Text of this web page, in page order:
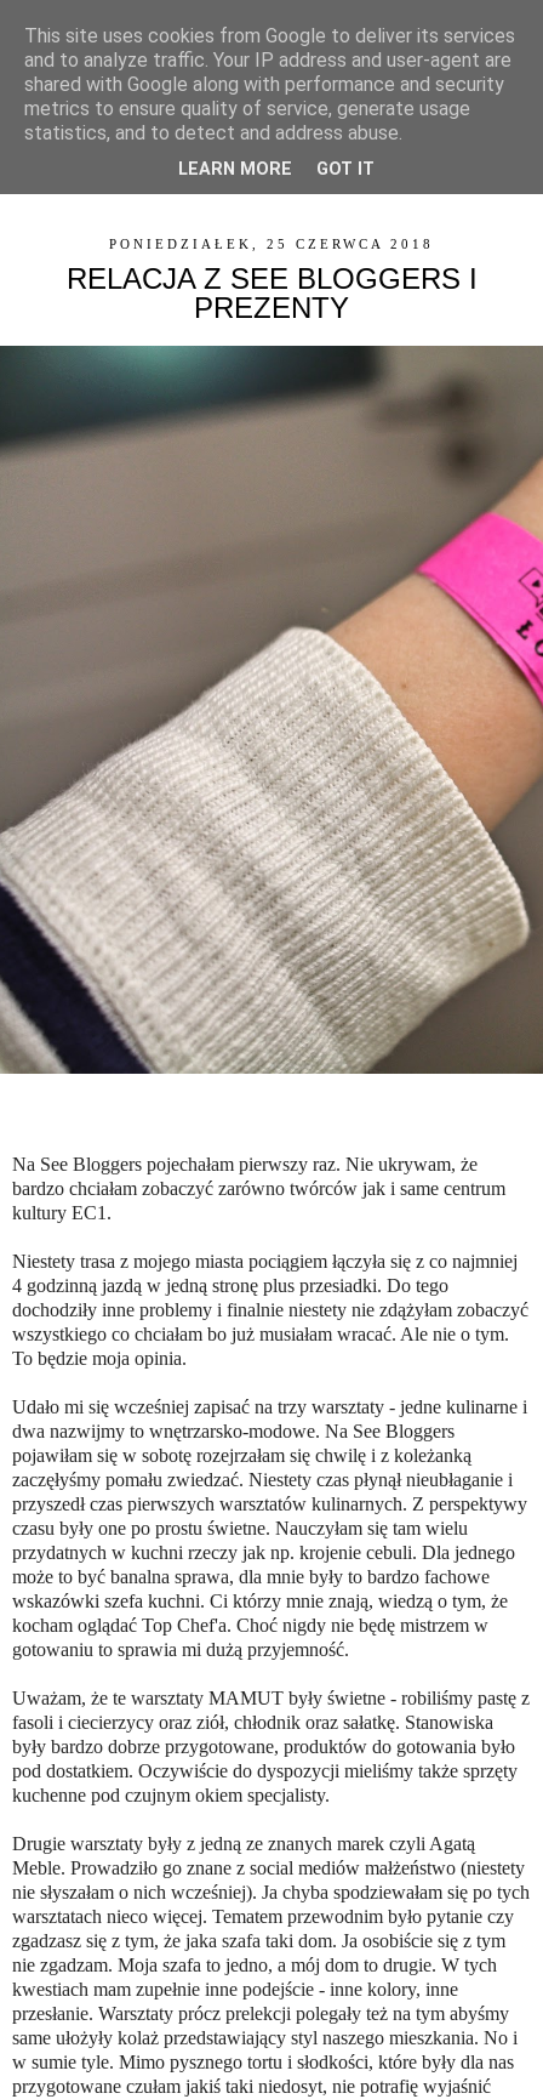
▼
PONIEDZIAŁEK, 25 CZERWCA 2018
RELACJA Z SEE BLOGGERS I
PREZENTY
Na See Bloggers pojechałam pierwszy raz. Nie ukrywam, że
bardzo chciałam zobaczyć zarówno twórców jak i same centrum
kultury EC1.
Niestety trasa z mojego miasta pociągiem łączyła się z co najmniej
4 godzinną jazdą w jedną stronę plus przesiadki. Do tego
dochodziły inne problemy i finalnie niestety nie zdążyłam zobaczyć
wszystkiego co chciałam bo już musiałam wracać. Ale nie o tym.
To będzie moja opinia.
Udało mi się wcześniej zapisać na trzy warsztaty - jedne kulinarne i
dwa nazwijmy to wnętrzarsko-modowe. Na See Bloggers
pojawiłam się w sobotę rozejrzałam się chwilę i z koleżanką
zaczęłyśmy pomału zwiedzać. Niestety czas płynął nieubłaganie i
przyszedł czas pierwszych warsztatów kulinarnych. Z perspektywy
czasu były one po prostu świetne. Nauczyłam się tam wielu
przydatnych w kuchni rzeczy jak np. krojenie cebuli. Dla jednego
może to być banalna sprawa, dla mnie były to bardzo fachowe
wskazówki szefa kuchni. Ci którzy mnie znają, wiedzą o tym, że
kocham oglądać Top Chef'a. Choć nigdy nie będę mistrzem w
gotowaniu to sprawia mi dużą przyjemność.
Uważam, że te warsztaty MAMUT były świetne - robiliśmy pastę z
fasoli i ciecierzycy oraz ziół, chłodnik oraz sałatkę. Stanowiska
były bardzo dobrze przygotowane, produktów do gotowania było
pod dostatkiem. Oczywiście do dyspozycji mieliśmy także sprzęty
kuchenne pod czujnym okiem specjalisty.
Drugie warsztaty były z jedną ze znanych marek czyli Agatą
Meble. Prowadziło go znane z social mediów małżeństwo (niestety
nie słyszałam o nich wcześniej). Ja chyba spodziewałam się po tych
warsztatach nieco więcej. Tematem przewodnim było pytanie czy
zgadzasz się z tym, że jaka szafa taki dom. Ja osobiście się z tym
nie zgadzam. Moja szafa to jedno, a mój dom to drugie. W tych
kwestiach mam zupełnie inne podejście - inne kolory, inne
przesłanie. Warsztaty prócz prelekcji polegały też na tym abyśmy
same ułożyły kolaż przedstawiający styl naszego mieszkania. No i
w sumie tyle. Mimo pysznego tortu i słodkości, które były dla nas
przygotowane czułam jakiś taki niedosyt, nie potrafię wyjaśnić
This site uses cookies from Google to deliver its services
and to analyze traffic. Your IP address and user-agent are
shared with Google along with performance and security
metrics to ensure quality of service, generate usage
statistics, and to detect and address abuse.
LEARN MORE GOT IT